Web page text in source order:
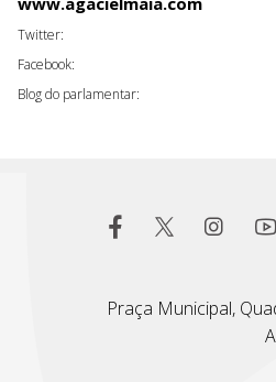
Twitter:
Facebook:
Blog do parlamentar:
Praça Municipal,